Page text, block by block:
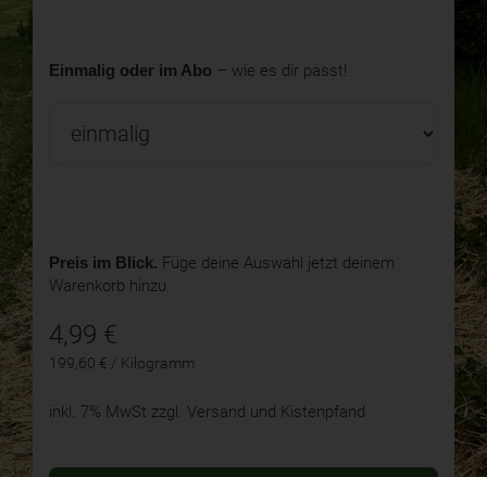
Einmalig oder im Abo – wie es dir passt!
Preis im Blick. Füge deine Auswahl jetzt deinem
Warenkorb hinzu.
4,99 €
199,60 € / Kilogramm
inkl. 7% MwSt zzgl. Versand und Kistenpfand